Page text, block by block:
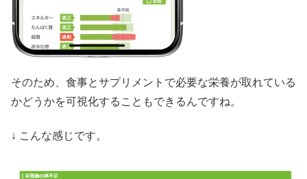
そのため、食事とサプリメントで必要な栄養が取れている
かどうかを可視化することもできるんですね。
↓ こんな感じです。